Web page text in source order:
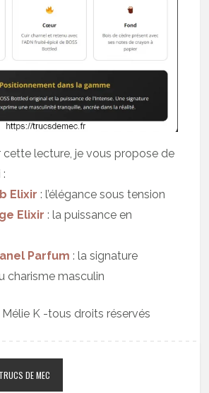
cette lecture, je vous propose de
Elixir : l’élégance sous tension
Elixir : la puissance en
Parfum : la signature
charisme masculin
K -tous droits réservés
DE MEC